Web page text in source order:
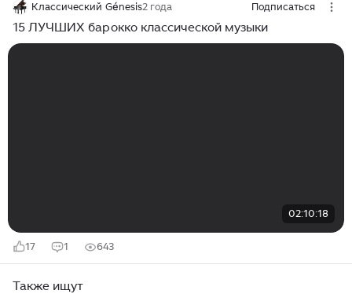
Классический Génesis2 года Подписаться
15 ЛУЧШИХ барокко классической музыки
02:10:18
17 1 643
Также ищут